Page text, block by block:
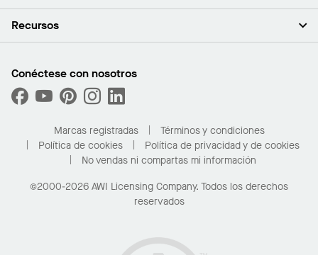
Sala de prensa
¿Cuáles son mis opciones de compra?
Plafones
Capacidades personalizadas
Desempeño
Recursos
Buscar un distribuidor
Solicitar muestras
Compre en línea con Kanopi
Para el hogar
Conéctese con nosotros
Marcas registradas
Términos y condiciones
Política de cookies
Política de privacidad y de cookies
No vendas ni compartas mi información
©2000-2026 AWI Licensing Company. Todos los derechos
reservados